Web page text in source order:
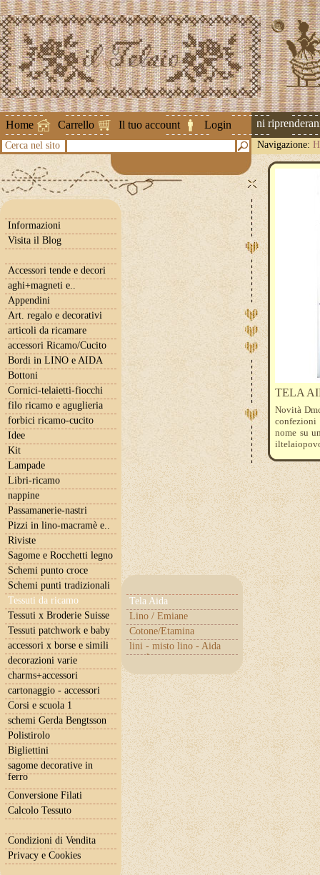
Home Carrello Il tuo account Login
Attenzione ! Le spedizioni
Cerca nel sito Navigazione:
Informazioni
Visita il Blog
Accessori tende e decori
aghi+magneti e..
Appendini
Art. regalo e decorativi
articoli da ricamare
accessori Ricamo/Cucito
Bordi in LINO e AIDA
Bottoni
Cornici-telaietti-fiocchi
filo ricamo e aguglieria
forbici ricamo-cucito
Idee
Kit
Lampade
Libri-ricamo
nappine
Passamanerie-nastri
Pizzi in lino-macramè e..
Riviste
Sagome e Rocchetti legno
Schemi punto croce
Schemi punti tradizionali
Tessuti da ricamo
Tela Aida
Lino / Emiane
Cotone/Etamina
lini - misto lino - Aida
con lurex
Tessuti x Broderie Suisse
Tessuti patchwork e baby
accessori x borse e simili
decorazioni varie
charms+accessori
cartonaggio - accessori
Corsi e scuola 1
schemi Gerda Bengtsson
Polistirolo
Bigliettini
sagome decorative in
ferro
Conversione Filati
Calcolo Tessuto
Condizioni di Vendita
Privacy e Cookies
TELA
Novità
nome su